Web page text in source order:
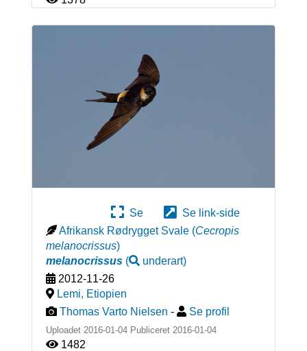
Se
Se link-side
Afrikansk Rødrygget Svale (Cecropis
melanocrissus)
melanocrissus( underart)
2012-11-26
Lemi, Etiopien
Thomas Varto Nielsen - Se profil
Uploadet 2016-01-04 Publiceret 2016-01-04
1482